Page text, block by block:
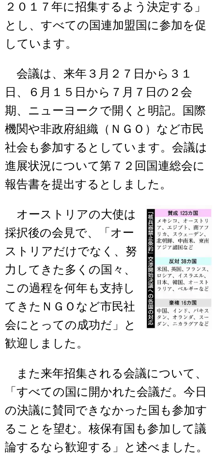
２０１７年に招集するよう決定する」
とし、すべての国連加盟国に参加を促
しています。
会議は、来年３月２７日から３１
日、６月１５日から７月７日の２会
期、ニューヨークで開くと明記。国際
機関や非政府組織（ＮＧＯ）など市民
社会も参加するとしています。会議は
進展状況について第７２回国連総会に
報告書を提出するとしました。
オーストリアの大使は
採択後の会見で、「オー
ストリアだけでなく、努
力してきた多くの国々、
この過程を何年も支持し
てきたＮＧＯなど市民社
会にとっての成功だ」と
歓迎しました。
また来年招集される会議について、
「すべての国に開かれた会議だ。今日
の決議に賛同できなかった国も参加す
ることを望む。核保有国も参加して議
論するなら歓迎する」と述べました。